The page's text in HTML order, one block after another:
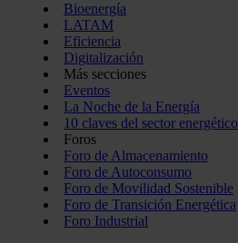
Bioenergía
LATAM
Eficiencia
Digitalización
Más secciones
Eventos
La Noche de la Energía
10 claves del sector energético
Foros
Foro de Almacenamiento
Foro de Autoconsumo
Foro de Movilidad Sostenible
Foro de Transición Energética
Foro Industrial